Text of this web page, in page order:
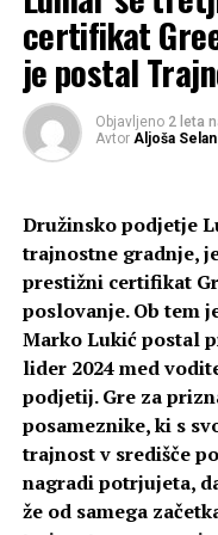
gospodarskih
dediščine, temveč
modele, prilagojene
doživljanja podeželja.
Agroturizem
oživljanje
Najmočnejši dokaz,
samostojno
gospodarstva. Španija
kjer je podeželski
razvoja območij, ki se
izseljevanjem
(»prazna Španija«),
države, iz katerih se
zaposlitvenih
prihodnosti
Državni sekretar
kolesarjenje ključni
pomemben korak k
plinov. »Zato na
pripravo regionalnih
strategij, ki bodo
izpostavil tudi
»Polni zagona
sodelovanja države,
Vsako kolo več na
okolju in bolj
certifikat
je postal
Objavljeno 2 leta
Avtor Aljoša Selan
Družinsko podjetje
trajnostne gradnje,
prestižni certifikat
poslovanje. Ob tem
Marko Lukić postal
lider 2024 med
podjetij. Gre za
posameznike, ki s
trajnost v središče
nagradi potrjujeta,
že od samega